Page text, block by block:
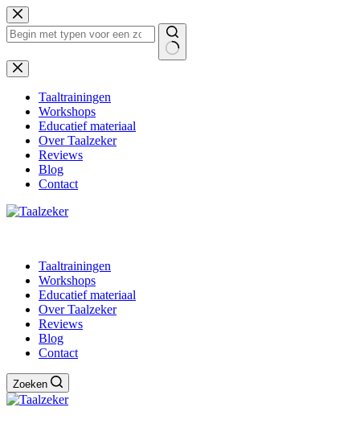
Ga
naar
de
Geen
resultaten
Taaltrainingen
Workshops
Educatief materiaal
Over Taalzeker
Reviews
Blog
Contact
Taaltrainingen
Workshops
Educatief materiaal
Over Taalzeker
Reviews
Blog
Contact
Zoeken